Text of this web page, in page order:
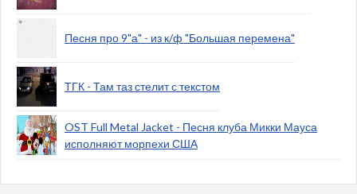
Песня про 9"а" - из к/ф "Большая перемена"
ТГК - Там таз стелит с текстом
OST Full Metal Jacket - Песня клуба Микки Мауса
исполняют морпехи США